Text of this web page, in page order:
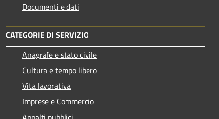
Documenti e dati
CATEGORIE DI SERVIZIO
Anagrafe e stato civile
Cultura e tempo libero
Vita lavorativa
Imprese e Commercio